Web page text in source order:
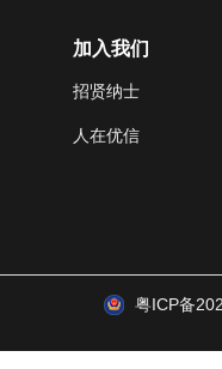
招贤纳士
人在优信
加入我们
粤ICP备